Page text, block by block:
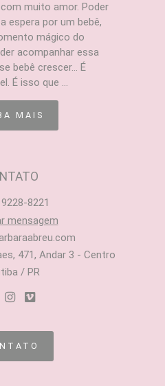
muito amor. Poder
espera por um bebê,
mágico do
acompanhar essa
bebê crescer... É
É isso que ...
MAIS
8221
mensagem
471, Andar 3 - Centro
/ PR